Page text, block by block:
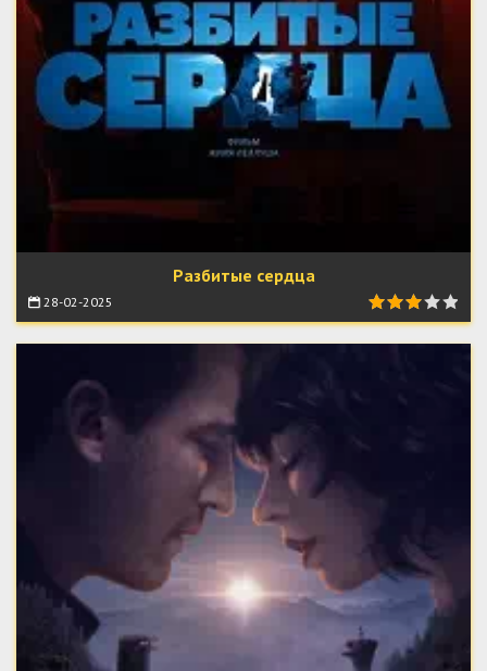
Разбитые сердца
28-02-2025